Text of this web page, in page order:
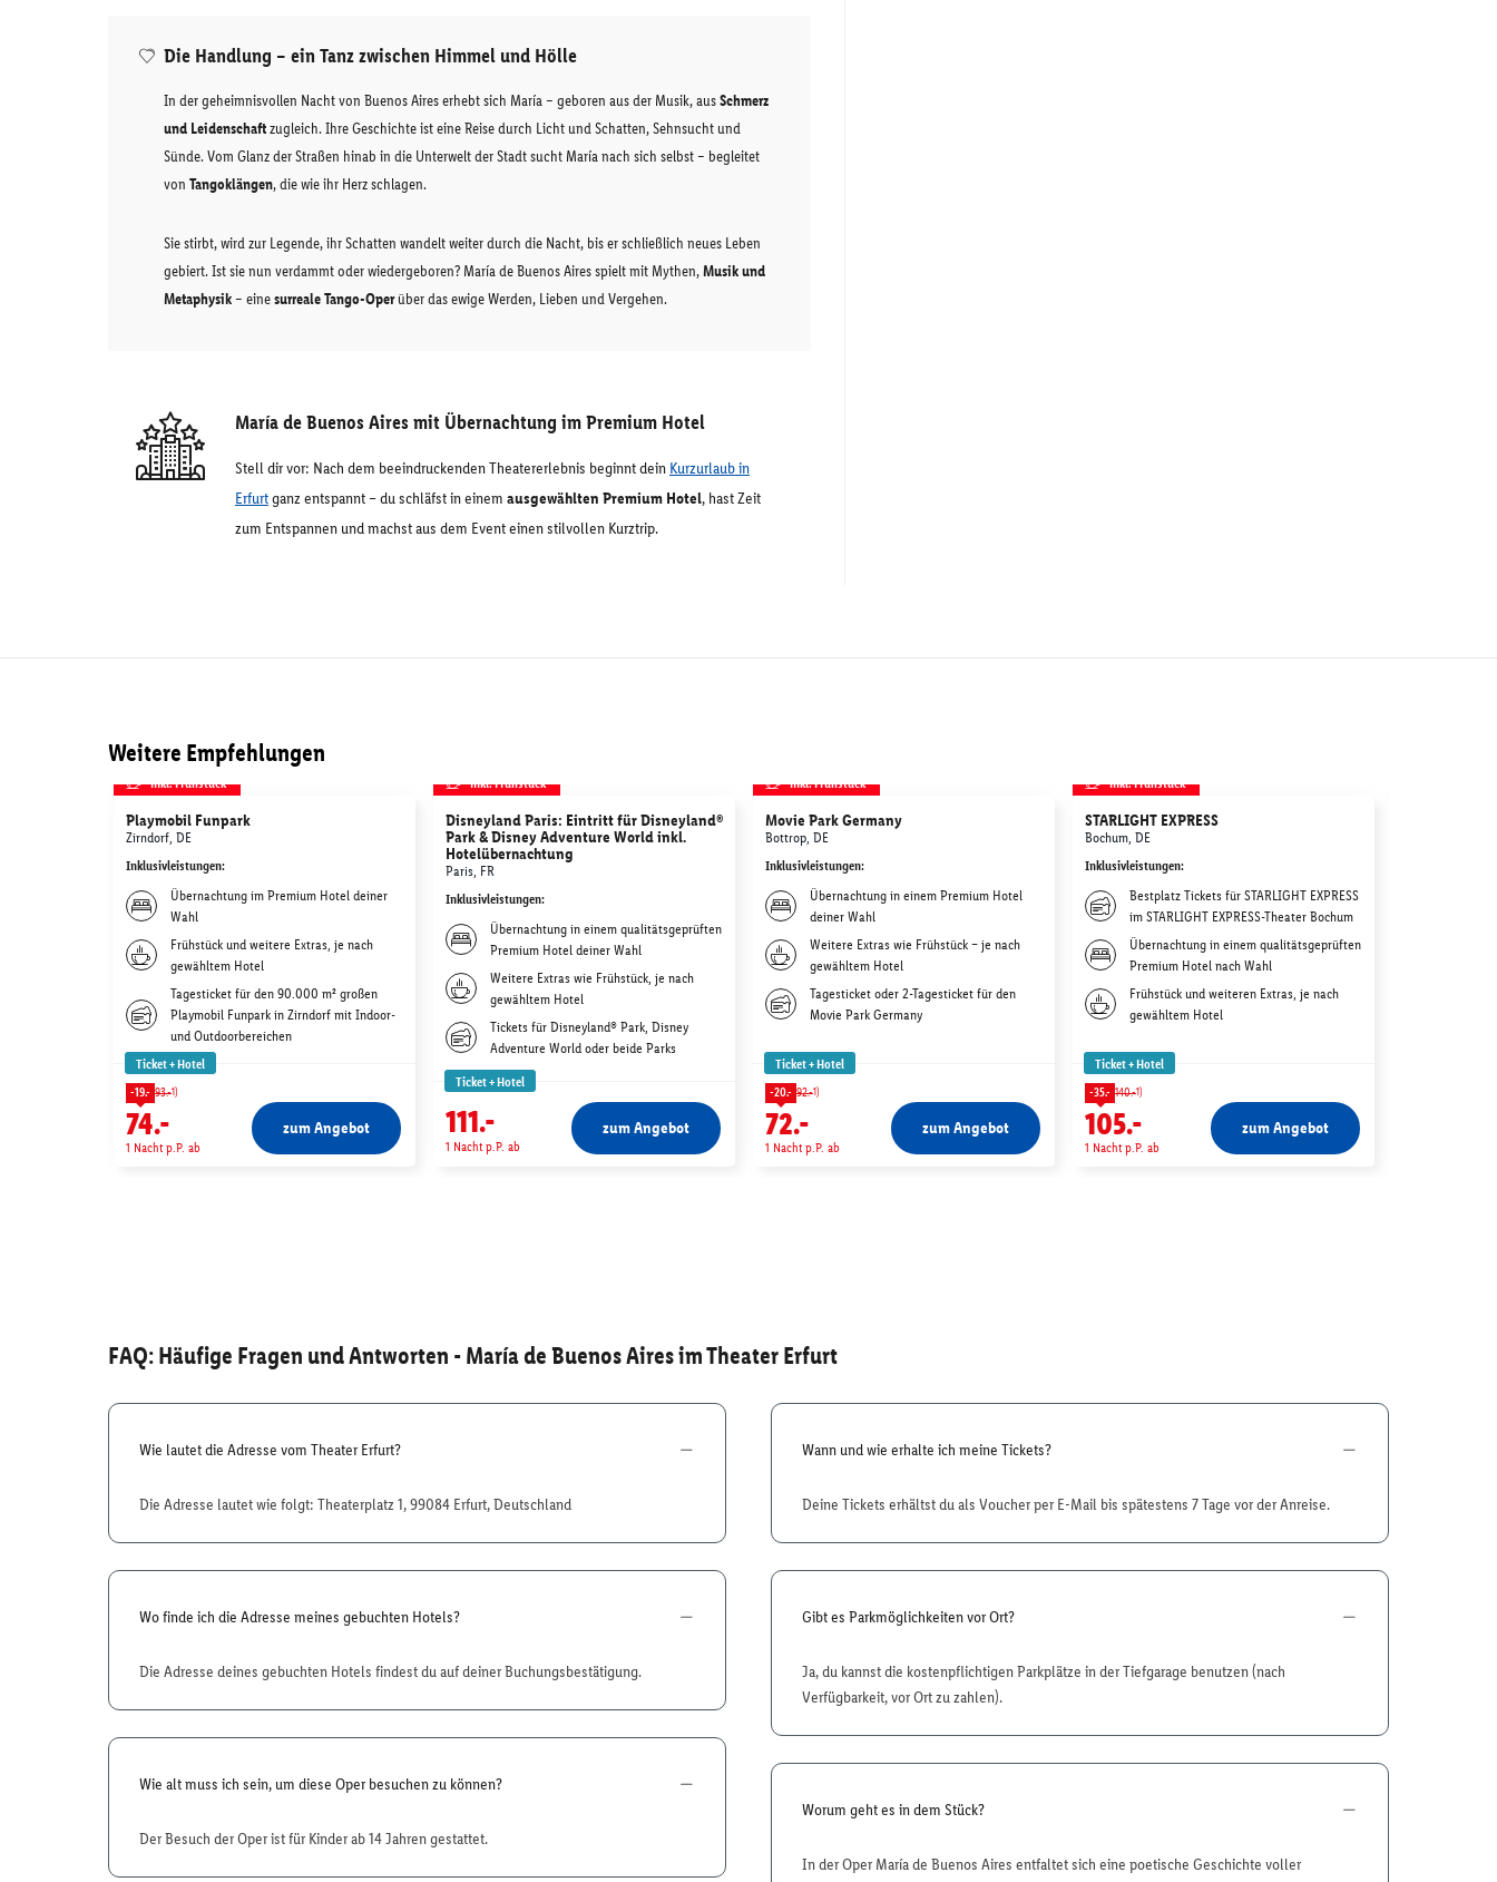
Die Handlung – ein Tanz zwischen Himmel und Hölle
In der geheimnisvollen Nacht von Buenos Aires erhebt sich María – geboren aus der Musik, ausSchmerz
und Leidenschaftzugleich. Ihre Geschichte ist eine Reise durch Licht und Schatten, Sehnsucht und
Sünde. Vom Glanz der Straßen hinab in die Unterwelt der Stadt sucht María nach sich selbst – begleitet
von Tangoklängen, die wie ihr Herz schlagen.
Sie stirbt, wird zur Legende, ihr Schatten wandelt weiter durch die Nacht, bis er schließlich neues Leben
gebiert. Ist sie nun verdammt oder wiedergeboren? María de Buenos Aires spielt mit Mythen,Musik und
Metaphysik– einesurreale Tango-Operüber das ewige Werden, Lieben und Vergehen.
María de Buenos Aires mit Übernachtung im Premium Hotel
Stell dir vor: Nach dem beeindruckenden Theatererlebnis beginnt dein Kurzurlaub in
Erfurtganz entspannt – du schläfst in einem ausgewählten Premium Hotel, hast Zeit
zum Entspannen und machst aus dem Event einen stilvollen Kurztrip.
Weitere Empfehlungen
inkl. Frühstück
Playmobil Funpark
Zirndorf, DE
Inklusivleistungen:
Übernachtung im Premium Hotel deiner
Wahl
Frühstück und weitere Extras, je nach
gewähltem Hotel
Tagesticket für den 90.000 m² großen
Playmobil Funpark in Zirndorf mit Indoor-
und Outdoorbereichen
Ticket + Hotel
-19.- 93.-1)
74.-
1 Nacht p.P. ab
zum Angebot
inkl. Frühstück
Disneyland Paris: Eintritt für Disneyland®
Park & Disney Adventure World inkl.
Hotelübernachtung
Paris, FR
Inklusivleistungen:
Übernachtung in einem qualitätsgeprüften
Premium Hotel deiner Wahl
Weitere Extras wie Frühstück, je nach
gewähltem Hotel
Tickets für Disneyland® Park, Disney
Adventure World oder beide Parks
Ticket + Hotel
111.-
1 Nacht p.P. ab
zum Angebot
inkl. Frühstück
Movie Park Germany
Bottrop, DE
Inklusivleistungen:
Übernachtung in einem Premium Hotel
deiner Wahl
Weitere Extras wie Frühstück – je nach
gewähltem Hotel
Tagesticket oder 2-Tagesticket für den
Movie Park Germany
Ticket + Hotel
-20.- 92.-1)
72.-
1 Nacht p.P. ab
zum Angebot
inkl. Frühstück
STARLIGHT EXPRESS
Bochum, DE
Inklusivleistungen:
Bestplatz Tickets für STARLIGHT EXPRESS
im STARLIGHT EXPRESS-Theater Bochum
Übernachtung in einem qualitätsgeprüften
Premium Hotel nach Wahl
Frühstück und weiteren Extras, je nach
gewähltem Hotel
Ticket + Hotel
-35.- 140.-1)
105.-
1 Nacht p.P. ab
zum Angebot
FAQ: Häufige Fragen und Antworten - María de Buenos Aires im Theater Erfurt
Wie lautet die Adresse vom Theater Erfurt?
Die Adresse lautet wie folgt: Theaterplatz 1, 99084 Erfurt, Deutschland
Wo finde ich die Adresse meines gebuchten Hotels?
Die Adresse deines gebuchten Hotels findest du auf deiner Buchungsbestätigung.
Wie alt muss ich sein, um diese Oper besuchen zu können?
Der Besuch der Oper ist für Kinder ab 14 Jahren gestattet.
Wann und wie erhalte ich meine Tickets?
Deine Tickets erhältst du als Voucher per E-Mail bis spätestens 7 Tage vor der Anreise.
Gibt es Parkmöglichkeiten vor Ort?
Ja, du kannst die kostenpflichtigen Parkplätze in der Tiefgarage benutzen (nach
Verfügbarkeit, vor Ort zu zahlen).
Worum geht es in dem Stück?
In der Oper María de Buenos Aires entfaltet sich eine poetische Geschichte voller